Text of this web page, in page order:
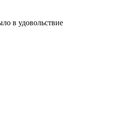
в удовольствие